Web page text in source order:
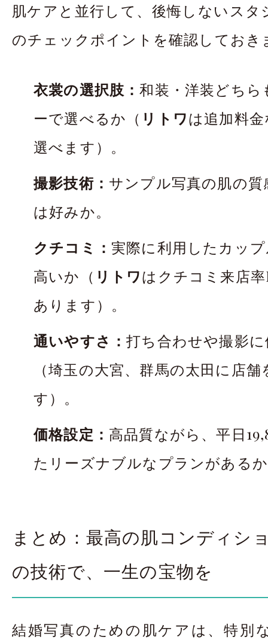
肌ケアと並行して、後悔しないスタ
のチェックポイントを確認しておき
衣裳の選択肢：和装・洋装どち
ーで選べるか（ リトワは追加料
選べます）。
撮影技術： サンプル写真の肌の
は好みか。
クチコミ： 実際に利用したカッ
高いか（ リトワはクチコミ来店
あります）。
通いやすさ：打ち合わせや撮影
（埼玉の大宮、群馬の太田に店
す）。
価格設定： 高品質ながら、平日
たリーズナブルなプランがある
まとめ：最高の肌コンディシ
の技術で、一生の宝物を
結婚写真のための肌ケアは、特別